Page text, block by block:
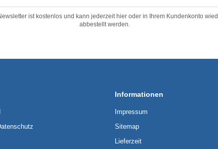
ist kostenlos und kann jederzeit hier oder in Ihrem Kundenkonto
abbestellt werden.
Informationen
Impressum
Sitemap
Lieferzeit